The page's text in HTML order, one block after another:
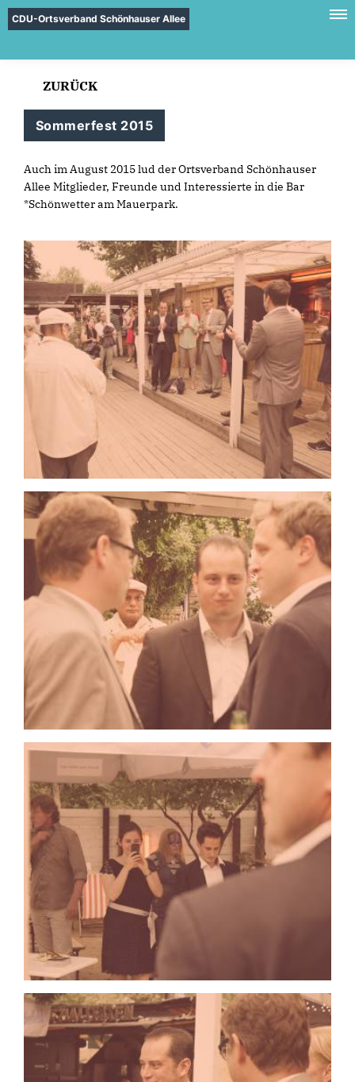
CDU-Ortsverband Schönhauser Allee
ZURÜCK
Sommerfest 2015
Auch im August 2015 lud der Ortsverband Schönhauser
Allee Mitglieder, Freunde und Interessierte in die Bar
*Schönwetter am Mauerpark.